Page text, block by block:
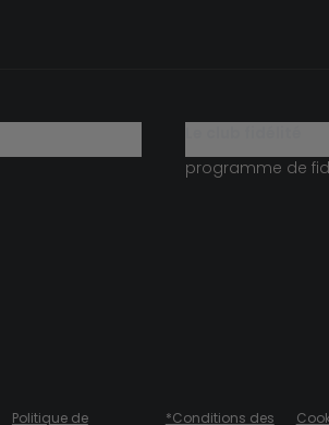
programme de
Politique de *Conditions des